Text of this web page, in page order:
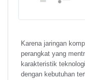
Karena jaringan
perangkat yang
karakteristik
dengan kebutuhan